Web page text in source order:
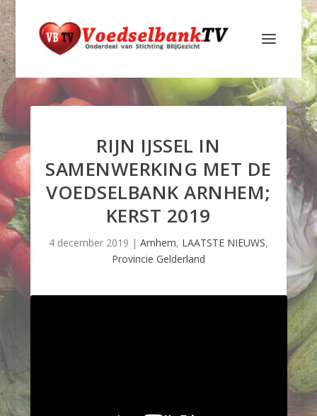
RIJN IJSSEL IN
SAMENWERKING MET DE
VOEDSELBANK ARNHEM;
KERST 2019
4 december 2019 | Arnhem, LAATSTE NIEUWS,
Provincie Gelderland